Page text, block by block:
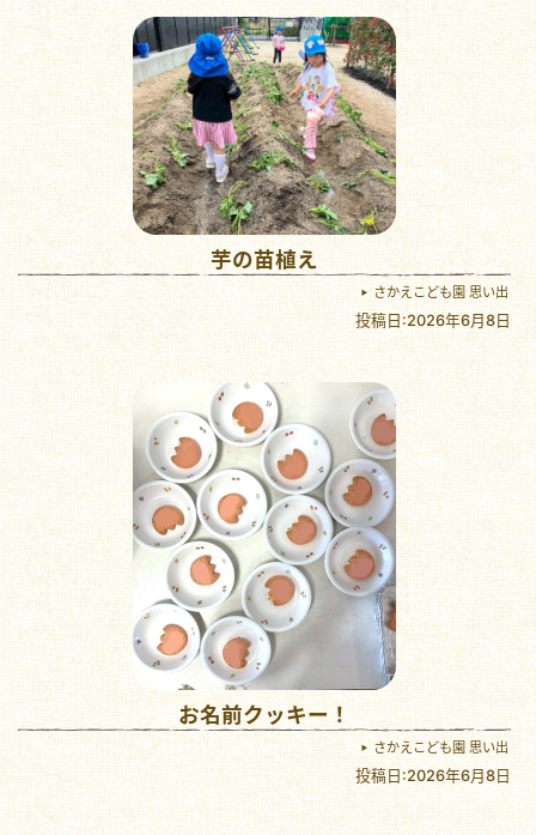
芋の苗植え
さかえこども園 思い出
投稿日:2026年6月8日
お名前クッキー！
さかえこども園 思い出
投稿日:2026年6月8日